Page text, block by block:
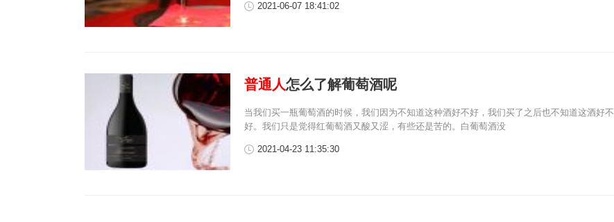
2021-06-07 18:41:02
普通人怎么了解葡萄酒呢
当我们买一瓶葡萄酒的时候，我们因为不知道这种酒好不好，我们买了之后也不知道这酒好不
好。我们只是觉得红葡萄酒又酸又涩，有些还是苦的。白葡萄酒没
2021-04-23 11:35:30